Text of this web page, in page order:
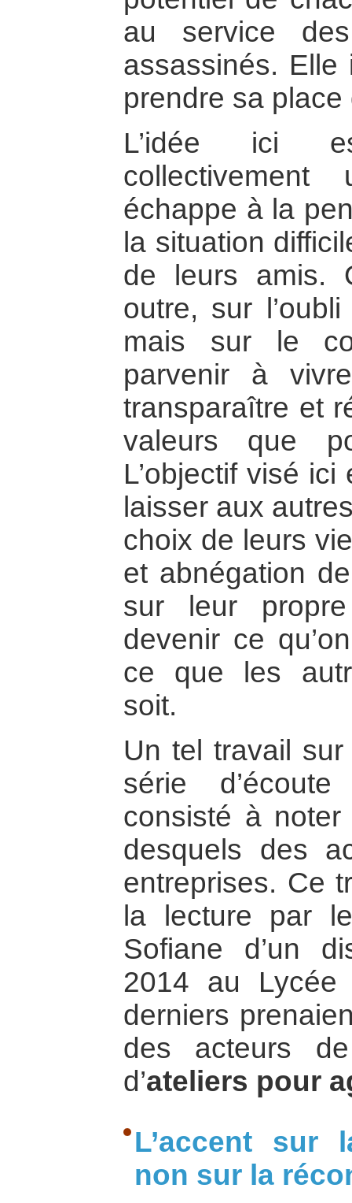
au service
assassinés. Elle
prendre sa
L’idée ici
échappe à la
la situation
de leurs amis.
outre, sur
mais sur le
parvenir à
transparaître et
valeurs que
L’objectif visé
laisser aux
choix de leurs
et abnégation
sur leur
devenir ce
ce que les
soit.
Un tel travail
série
consisté à
desquels des
entreprises. Ce
la lecture par
Sofiane d’un
2014 au
derniers
des acteurs
d’ateliers pour
L’accent sur
non sur la